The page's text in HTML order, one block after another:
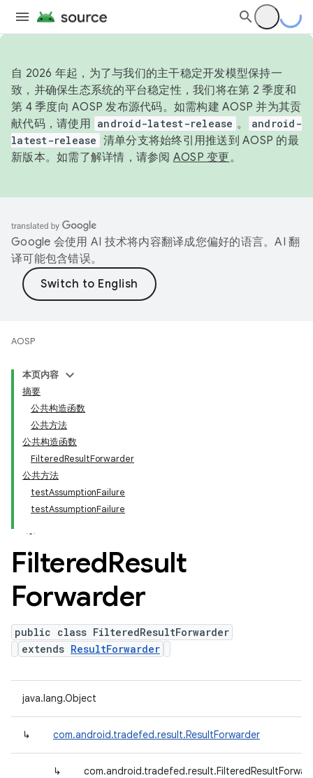
自 2026 年起，为了与我们的主干稳定开发模型保持一
致，并确保生态系统的平台稳定性，我们将在第 2 季度和
第 4 季度向 AOSP 发布源代码。如需构建 AOSP 并为其贡
献代码，请使用 android-latest-release 。
android-
latest-release 清单分支将始终引用推送到 AOSP 的最
新版本。如需了解详情，请参阅 AOSP 变更。
Google 会使用 AI 技术将内容翻译成您偏好的语言。AI 翻
译可能包含错误。
AOSP
本页内容
摘要
公共构造函数
公共方法
公共构造函数
FilteredResultForwarder
公共方法
testAssumptionFailure
testAssumptionFailure
FilteredResult
Forwarder
public class FilteredResultForwarder
extends ResultForwarder
java.lang.Object
↳ com.android.tradefed.result.ResultForwarder
↳